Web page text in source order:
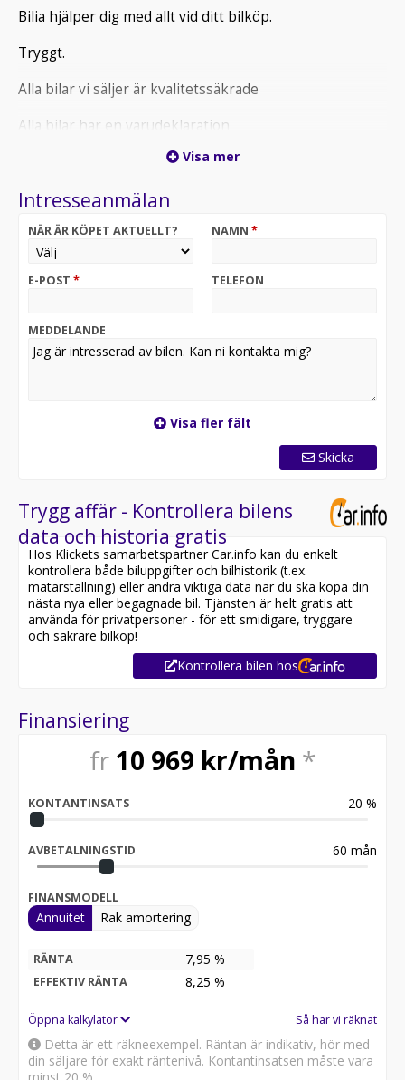
Bilia hjälper dig med allt vid ditt bilköp.
Tryggt.
Alla bilar vi säljer är kvalitetssäkrade
Alla bilar har en varudeklaration
Vi erbjuder möjlighet till förlängd bilgaranti
30 dagars bytesrätt på begagnade bilar
El- och Hybridbilar har genomgått test av batterihälsa
helhetslösning
Försäkring
Carpay-kort – få poäng på alla köp
Vi erbjuder möjligheten till hemleverans
Visa mer
Intresseanmälan
NÄR ÄR KÖPET AKTUELLT? NAMN *
E-POST * TELEFON
MEDDELANDE
Visa fler fält
Skicka
Trygg affär - Kontrollera bilens
data och historia gratis
Hos Klickets samarbetspartner Car.info kan du enkelt
kontrollera både biluppgifter och bilhistorik (t.ex.
mätarställning) eller andra viktiga data när du ska köpa din
nästa nya eller begagnade bil. Tjänsten är helt gratis att
använda för privatpersoner - för ett smidigare, tryggare
och säkrare bilköp!
Kontrollera bilen hos
Finansiering
fr 10 969 kr/mån *
KONTANTINSATS 20 %
AVBETALNINGSTID 60 mån
FINANSMODELL
Annuitet Rak amortering
RÄNTA 7,95 %
EFFEKTIV RÄNTA 8,25 %
Öppna kalkylator Så har vi räknat
Detta är ett räkneexempel. Räntan är indikativ, hör med
din säljare för exakt räntenivå. Kontantinsatsen måste vara
minst 20 %.